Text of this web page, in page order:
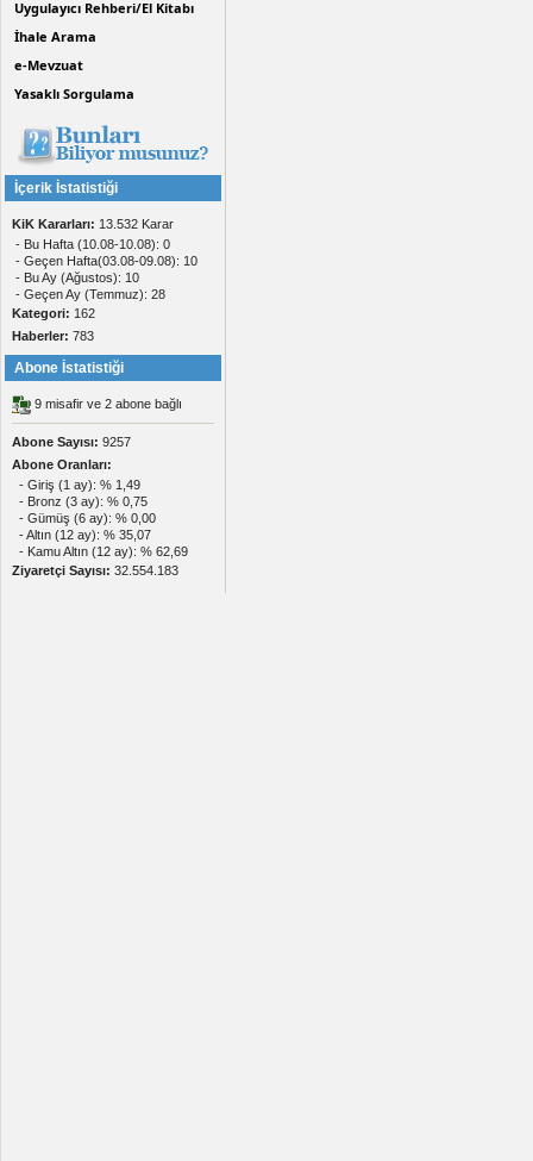
Uygulayıcı Rehberi/El Kitabı
İhale Arama
e-Mevzuat
Yasaklı Sorgulama
İçerik İstatistiği
KiK Kararları: 13.532 Karar
- Bu Hafta (10.08-10.08): 0
- Geçen Hafta(03.08-09.08): 10
- Bu Ay (Ağustos): 10
- Geçen Ay (Temmuz): 28
Kategori: 162
Haberler: 783
Abone İstatistiği
9 misafir ve 2 abone bağlı
Abone Sayısı: 9257
Abone Oranları:
- Giriş (1 ay): % 1,49
- Bronz (3 ay): % 0,75
- Gümüş (6 ay): % 0,00
- Altın (12 ay): % 35,07
- Kamu Altın (12 ay): % 62,69
Ziyaretçi Sayısı: 32.554.183